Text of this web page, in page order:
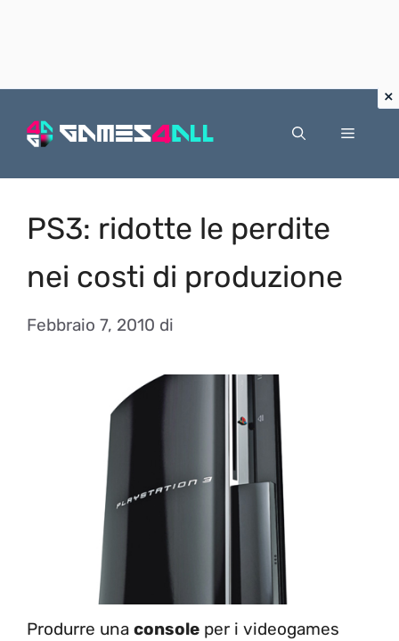
Menu
PS3: ridotte le perdite
nei costi di produzione
Febbraio 7, 2010 di
Produrre una console per i videogames